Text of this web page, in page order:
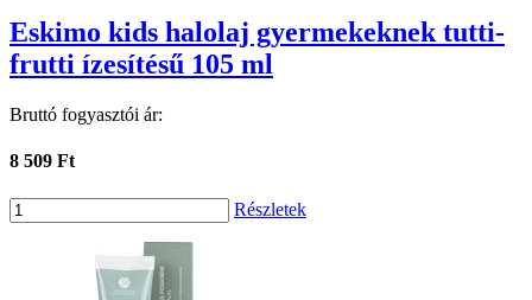
Eskimo kids halolaj gyermekeknek tutti-
frutti ízesítésű 105 ml
Bruttó fogyasztói ár:
8 509 Ft
Részletek